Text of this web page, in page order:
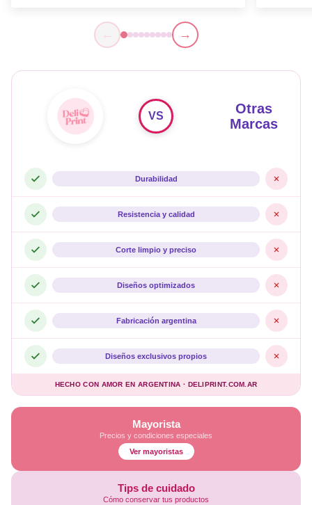
← →
Mayorista
Precios y condiciones especiales
Ver mayoristas
Tips de cuidado
Cómo conservar tus productos
Otras
Marcas
VS
Durabilidad
Resistencia y calidad
Corte limpio y preciso
Diseños optimizados
Fabricación argentina
Diseños exclusivos propios
HECHO CON AMOR EN ARGENTINA · DELIPRINT.COM.AR